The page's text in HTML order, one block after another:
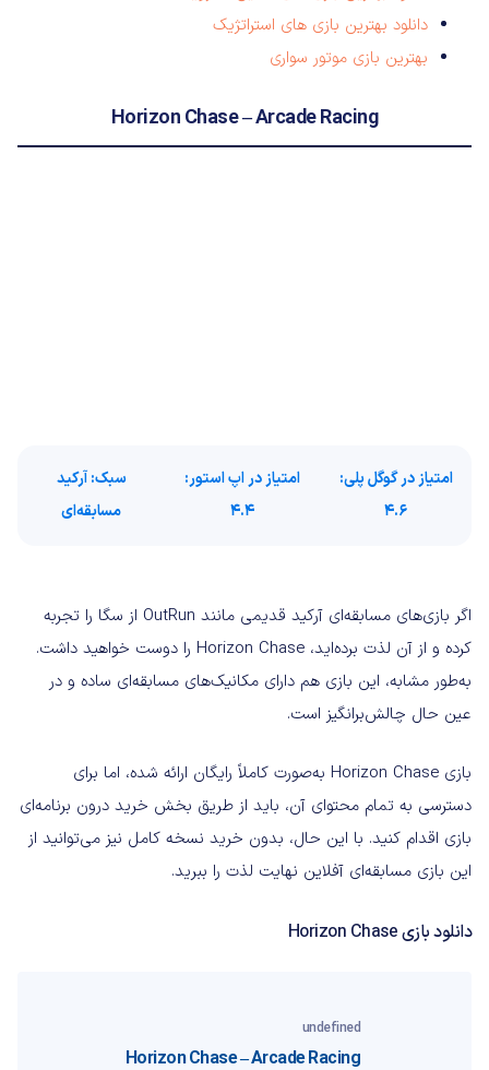
دانلود بهترین بازی های استراتژیک
بهترین بازی موتور سواری
Horizon Chase – Arcade Racing
امتیاز در گوگل پلی:
4.6
امتیاز در اپ استور:
4.4
سبک: آرکید
مسابقه‌ای
اگر بازی‌های مسابقه‌ای آرکید قدیمی مانند OutRun از سگا را تجربه
کرده و از آن لذت برده‌اید، Horizon Chase را دوست خواهید داشت.
به‌طور مشابه، این بازی هم دارای مکانیک‌های مسابقه‌ای ساده و در
عین حال چالش‌برانگیز است.
بازی Horizon Chase به‌صورت کاملاً رایگان ارائه شده، اما برای
دسترسی به تمام محتوای آن، باید از طریق بخش خرید درون برنامه‌ای
بازی اقدام کنید. با این حال، بدون خرید نسخه کامل نیز می‌توانید از
این بازی مسابقه‌ای آفلاین نهایت لذت را ببرید.
دانلود بازی Horizon Chase
undefined
Horizon Chase – Arcade Racing